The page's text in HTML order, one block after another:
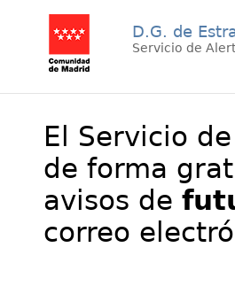
D.G. de
Servicio de
El Servicio
de forma
avisos de
correo